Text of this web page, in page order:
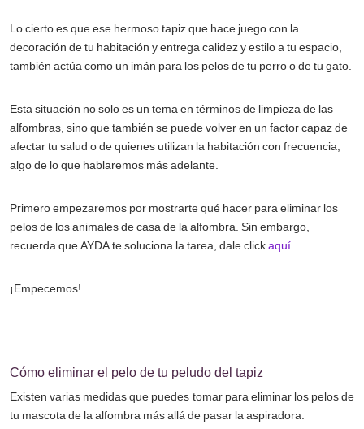
Lo cierto es que ese hermoso tapiz que hace juego con la
decoración de tu habitación y entrega calidez y estilo a tu espacio,
también actúa como un imán para los pelos de tu perro o de tu gato.
Esta situación no solo es un tema en términos de limpieza de las
alfombras, sino que también se puede volver en un factor capaz de
afectar tu salud o de quienes utilizan la habitación con frecuencia,
algo de lo que hablaremos más adelante.
Primero empezaremos por mostrarte qué hacer para eliminar los
pelos de los animales de casa de la alfombra. Sin embargo,
recuerda que AYDA te soluciona la tarea, dale clickaquí.
¡Empecemos!
Cómo eliminar el pelo de tu peludo del tapiz
Existen varias medidas que puedes tomar para eliminar los pelos de
tu mascota de la alfombra más allá de pasar la aspiradora.